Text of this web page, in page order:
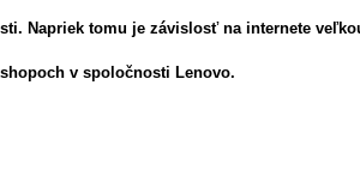
Napriek tomu je závislosť na internete
v spoločnosti Lenovo.